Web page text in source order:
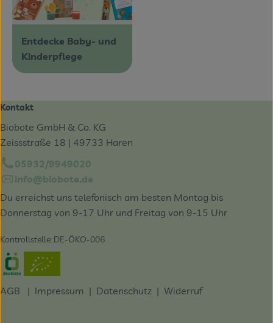
Entdecke Baby- und
Kinderpflege
Kontakt
Biobote GmbH & Co. KG
Zeissstraße 18 | 49733 Haren
05932/9949020
info@biobote.de
Du erreichst uns telefonisch am besten Montag bis
Donnerstag von 9-17 Uhr und Freitag von 9-15 Uhr
Kontrollstelle: DE-ÖKO-006
Externer Link zu https://www.oekokiste.de/
AGB | Impressum | Datenschutz | Widerruf